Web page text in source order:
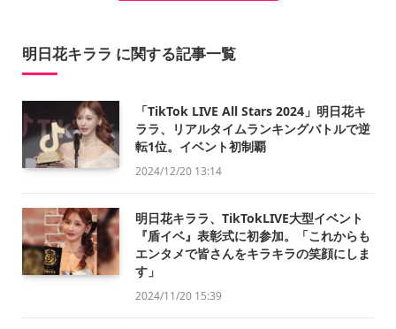
明日花キララ に関する記事一覧
「TikTok LIVE All Stars 2024」明日花キ
ララ、リアルタイムランキングバトルで逆
転1位。イベント初制覇
2024/12/20 13:14
明日花キララ、TikTokLIVE大型イベント
『盾イベ』表彰式に初参加。「これからも
エンタメで皆さんをキラキラの笑顔にしま
す」
2024/11/20 15:39